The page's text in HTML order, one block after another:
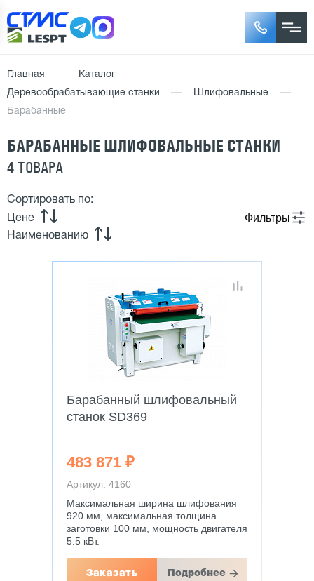
Главная
Каталог
Деревообрабатывающие станки
Шлифовальные
Барабанные
БАРАБАННЫЕ ШЛИФОВАЛЬНЫЕ СТАНКИ
4 ТОВАРА
Фильтры
Сортировать по:
Цене
Наименованию
Барабанный шлифовальный
станок SD369
483 871 ₽
Артикул: 4160
Максимальная ширина шлифования
920 мм, максимальная толщина
заготовки 100 мм, мощность двигателя
5.5 кВт.
Заказать Подробнее